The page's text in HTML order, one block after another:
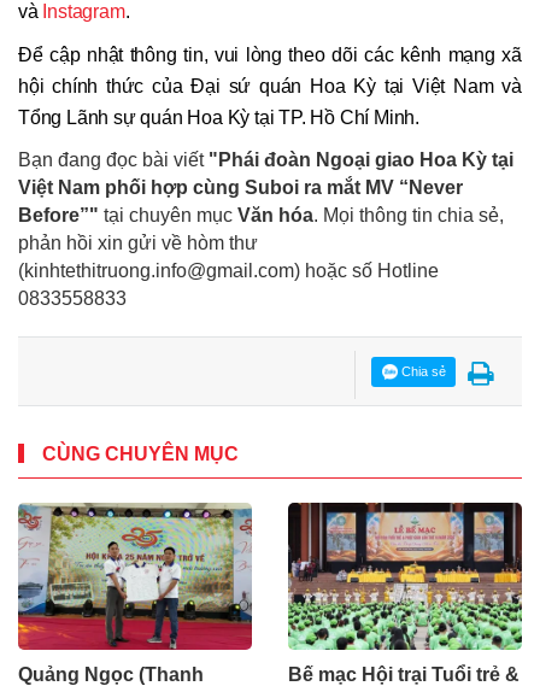
và Instagram.
Để cập nhật thông tin, vui lòng theo dõi các kênh mạng xã
hội chính thức của Đại sứ quán Hoa Kỳ tại Việt Nam và
Tổng Lãnh sự quán Hoa Kỳ tại TP. Hồ Chí Minh.
Bạn đang đọc bài viết "Phái đoàn Ngoại giao Hoa Kỳ tại
Việt Nam phối hợp cùng Suboi ra mắt MV “Never
Before”" tại chuyên mục Văn hóa. Mọi thông tin chia sẻ,
phản hồi xin gửi về hòm thư
(kinhtethitruong.info@gmail.com) hoặc số Hotline
0833558833
Chia sẻ
CÙNG CHUYÊN MỤC
Quảng Ngọc (Thanh
Bế mạc Hội trại Tuổi trẻ &